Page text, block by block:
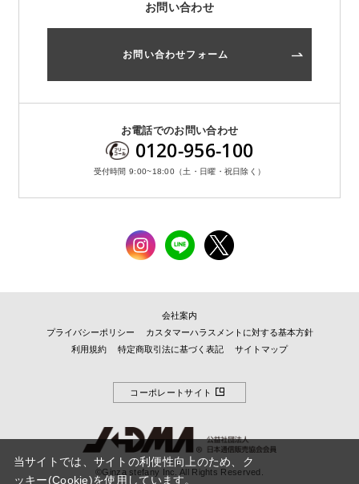
お問い合わせ
お問い合わせフォーム
お電話でのお問い合わせ
0120-956-100
受付時間 9:00~18:00（土・日曜・祝日除く）
会社案内
プライバシーポリシー
カスタマーハラスメントに対する基本方針
利用規約
特定商取引法に基づく表記 サイトマップ
コーポレートサイト
©Ginza stefany Inc. All Rights Reserved.
当サイトでは、サイトの利便性向上のため、ク
ッキー(Cookie)を使用しています。